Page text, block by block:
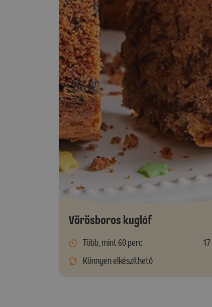
Vörösboros kuglóf
Több, mint 60 perc
17
Könnyen elkészíthető